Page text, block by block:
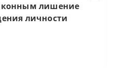
лишение
личности